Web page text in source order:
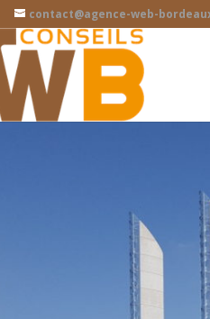
contact@agence-web-